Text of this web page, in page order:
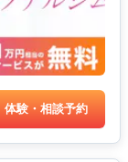
体験・相談予約